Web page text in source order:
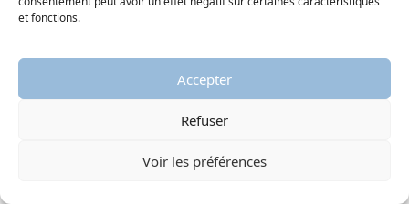
et fonctions.
Accepter
Refuser
Voir les préférences
Sommaire
La Réforme permet aux femmes de s'affirmer
Les femmes s'affranchissent
Renée de France (1510-1575)